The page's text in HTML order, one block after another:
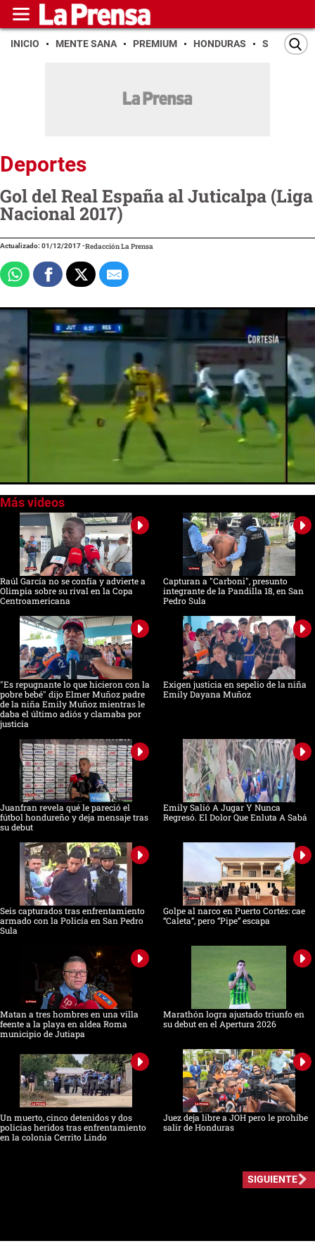
INICIO MENTE SANA PREMIUM HONDURAS SAN PEDRO
Deportes
Gol del Real España al Juticalpa (Liga
Nacional 2017)
Actualizado: 01/12/2017-Redacción La Prensa
of
Raúl García no se confía y advierte a
Olimpia sobre su rival en la Copa
Centroamericana
Capturan a "Carboni", presunto
integrante de la Pandilla 18, en San
Pedro Sula
"Es repugnante lo que hicieron con la
pobre bebé" dijo Elmer Muñoz padre
de la niña Emily Muñoz mientras le
daba el último adiós y clamaba por
justicia
Exigen justicia en sepelio de la niña
Emily Dayana Muñoz
Juanfran revela qué le pareció el
fútbol hondureño y deja mensaje tras
su debut
Emily Salió A Jugar Y Nunca
Regresó. El Dolor Que Enluta A Sabá
Seis capturados tras enfrentamiento
armado con la Policía en San Pedro
Sula
Golpe al narco en Puerto Cortés: cae
“Caleta”, pero “Pipe” escapa
Matan a tres hombres en una villa
feente a la playa en aldea Roma
municipio de Jutiapa
Marathón logra ajustado triunfo en
su debut en el Apertura 2026
Un muerto, cinco detenidos y dos
policías heridos tras enfrentamiento
en la colonia Cerrito Lindo
Juez deja libre a JOH pero le prohíbe
salir de Honduras
SIGUIENTE